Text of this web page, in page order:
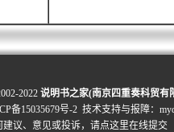
2022 说明书之家(南京四重奏科贸有
备15035679号-2 技术支持与报障：
议、意见或投诉， 请点这里在线提交